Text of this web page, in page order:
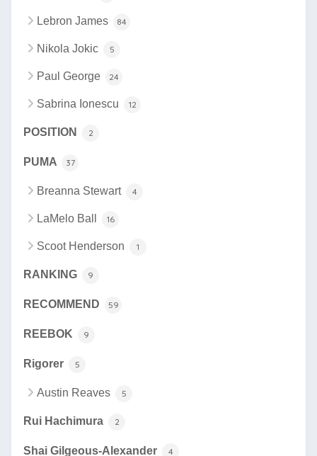
Lebron James 84
Nikola Jokic 5
Paul George 24
Sabrina Ionescu 12
POSITION 2
PUMA 37
Breanna Stewart 4
LaMelo Ball 16
Scoot Henderson 1
RANKING 9
RECOMMEND 59
REEBOK 9
Rigorer 5
Austin Reaves 5
Rui Hachimura 2
Shai Gilgeous-Alexander 4